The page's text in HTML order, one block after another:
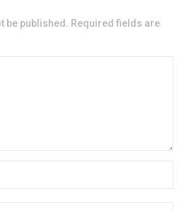
be published. Required fields are